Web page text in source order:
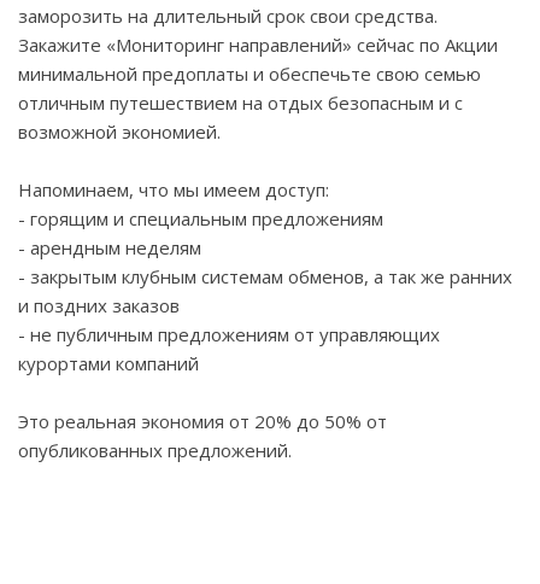
заморозить на длительный срок свои средства.
Закажите «Мониторинг направлений» сейчас по Акции
минимальной предоплаты и обеспечьте свою семью
отличным путешествием на отдых безопасным и с
возможной экономией.
Напоминаем, что мы имеем доступ:
- горящим и специальным предложениям
- арендным неделям
- закрытым клубным системам обменов, а так же ранних
и поздних заказов
- не публичным предложениям от управляющих
курортами компаний
Это реальная экономия от 20% до 50% от
опубликованных предложений.